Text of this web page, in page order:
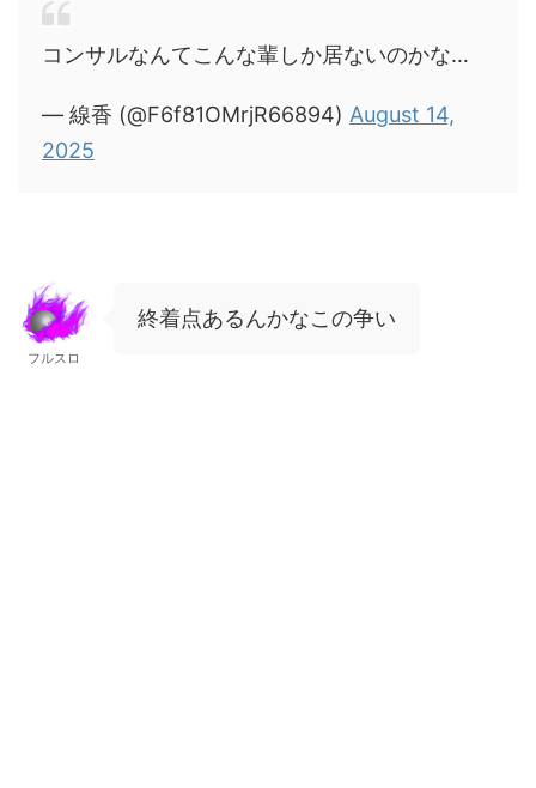
コンサルなんてこんな輩しか居ないのかな…
— 線香 (@F6f81OMrjR66894) August 14,
2025
フルスロ
終着点あるんかなこの争い